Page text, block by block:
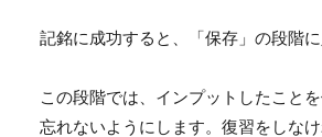
記銘に成功すると、「保存 」の段階
この段階では、インプットしたこと
忘れないようにします。 復習をしな